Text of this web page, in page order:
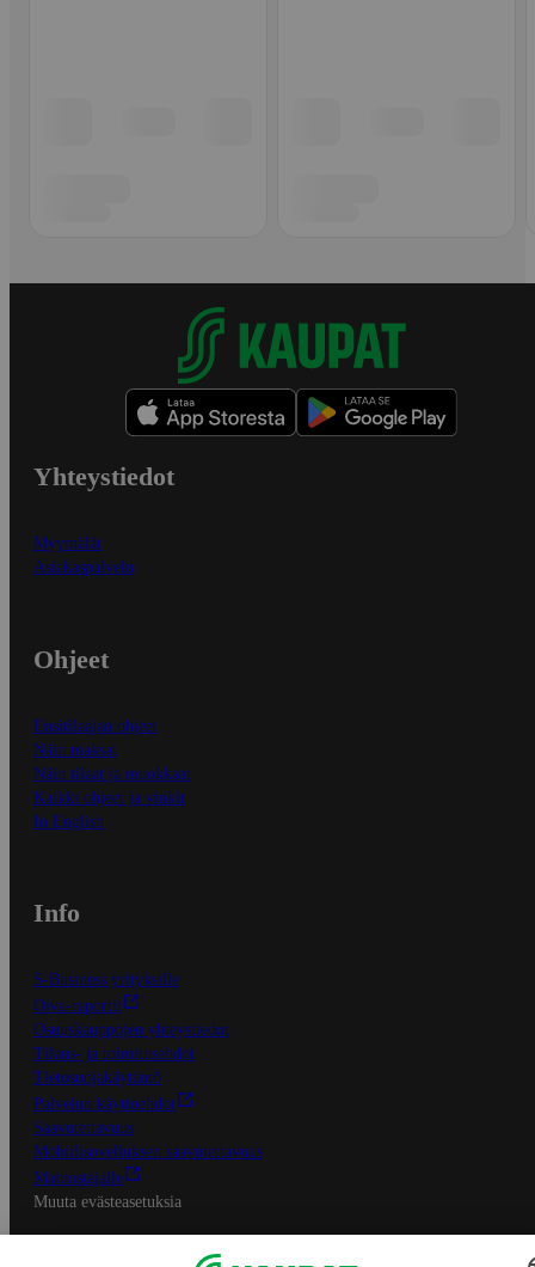
Yhteystiedot
Myymälät
Asiakaspalvelu
Ohjeet
Ensitilaajan ohjeet
Näin maksat
Näin tilaat ja muokkaat
Kaikki ohjeet ja vinkit
In English
Info
S-Business yrityksille
Oiva-raportit
Osuuskauppojen yhteystiedot
Tilaus- ja toimitusehdot
Tietosuojakäytäntö
Palvelun käyttöehdot
Saavutettavuus
Mobiilisovelluksen saavutettavuus
Mainostajalle
Muuta evästeasetuksia